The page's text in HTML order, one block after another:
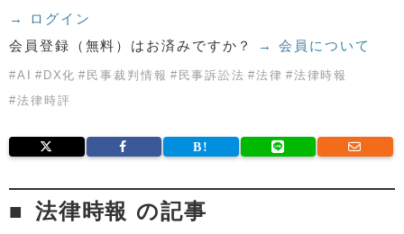
→ ログイン
会員登録（無料）はお済みですか？
→ 会員について
#AI # DX化 # 民事裁判情報 # 民事訴訟法 #法律 #法律時報
#法律時評
法律時報 の記事